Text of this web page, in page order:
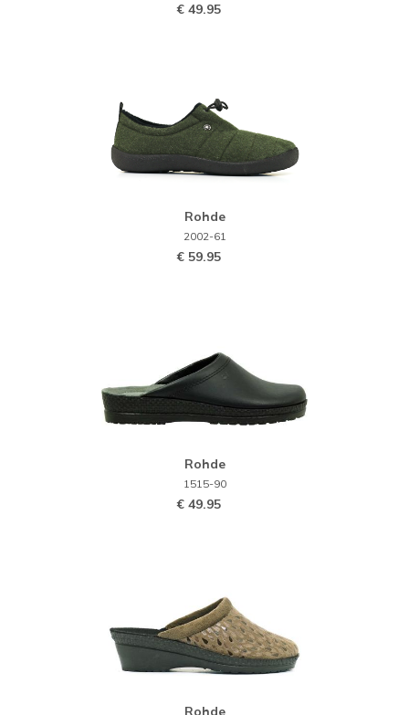
€ 49.95
Rohde
2002-61
€ 59.95
Rohde
1515-90
€ 49.95
Rohde